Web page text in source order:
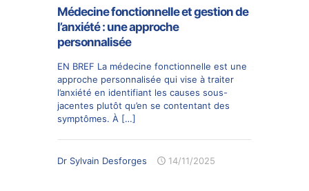
Médecine fonctionnelle et gestion de
l’anxiété : une approche
personnalisée
EN BREF La médecine fonctionnelle est une
approche personnalisée qui vise à traiter
l’anxiété en identifiant les causes sous-
jacentes plutôt qu’en se contentant des
symptômes. À […]
Dr Sylvain Desforges 14/11/2025